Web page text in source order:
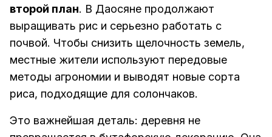
второй план. В Даосяне продолжают
выращивать рис и серьезно работать с
почвой. Чтобы снизить щелочность земель,
местные жители используют передовые
методы агрономии и выводят новые сорта
риса, подходящие для солончаков.
Это важнейшая деталь: деревня не